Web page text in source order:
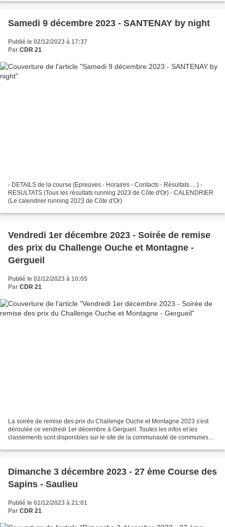
Samedi 9 décembre 2023 - SANTENAY by night
Publié le 02/12/2023 à 17:37
Par CDR 21
- DETAILS de la course (Epreuves - Horaires - Contacts - Résultats ... ) -
RESULTATS (Tous les résultats running 2023 de Côte d'Or) - CALENDRIER
(Le calendrier running 2023 de Côte d'Or)
Vendredi 1er décembre 2023 - Soirée de remise
des prix du Challenge Ouche et Montagne -
Gergueil
Publié le 02/12/2023 à 10:05
Par CDR 21
La soirée de remise des prix du Challenge Ouche et Montagne 2023 s'est
déroulée ce vendredi 1er décembre à Gergueil. Toutes les infos et les
classements sont disponibles sur le site de la communauté de communes
Dimanche 3 décembre 2023 - 27 ème Course des
Sapins - Saulieu
Publié le 01/12/2023 à 21:01
Par CDR 21